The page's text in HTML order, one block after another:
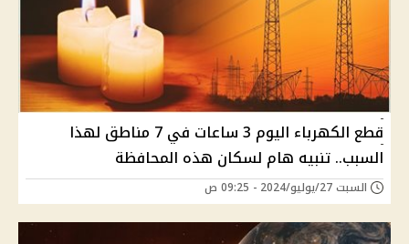
قطع الكهرباء اليوم 3 ساعات في 7 مناطق لهذا
السبب.. تنبيه هام لسكان هذه المحافظة
السبت 27/يوليو/2024 - 09:25 ص